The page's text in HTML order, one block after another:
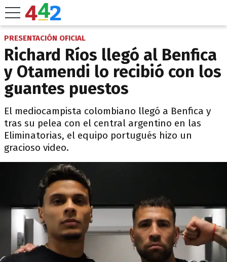
PRESENTACIÓN OFICIAL
Richard Ríos llegó al Benfica
y Otamendi lo recibió con los
guantes puestos
El mediocampista colombiano llegó a Benfica y
tras su pelea con el central argentino en las
Eliminatorias, el equipo portugués hizo un
gracioso video.